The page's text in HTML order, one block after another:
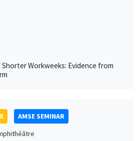
Workweeks: Evidence from
AMSE SEMINAR